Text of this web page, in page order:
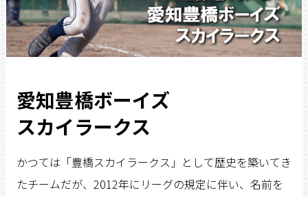
愛知豊橋ボーイズ
スカイラークス
かつては「豊橋スカイラークス」として歴史を築いてき
たチームだが、2012年にリーグの規定に伴い、名前を